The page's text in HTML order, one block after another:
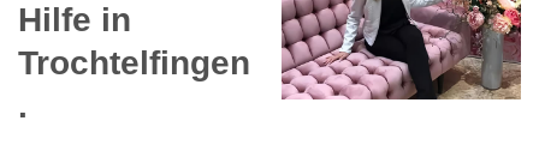
Hilfe in
Trochtelfingen
.